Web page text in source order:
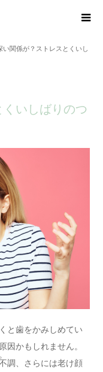
い関係が？ストレスとくいし
いしばりのつ
と歯をかみしめてい
因かもしれません。
調、さらには老け顔